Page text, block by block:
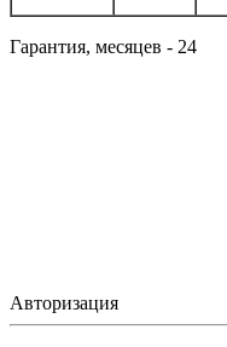
Гарантия, месяцев - 24
Авторизация